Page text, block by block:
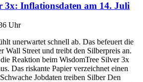
3x: Inflationsdaten am 14. Juli
Uhr
unerwartet schnell ab. Das befeuert die
Wall Street und treibt den Silberpreis an.
Reaktion beim WisdomTree Silver 3x
Das riskante Papier verzeichnet einen
Jobdaten treiben Silber Den